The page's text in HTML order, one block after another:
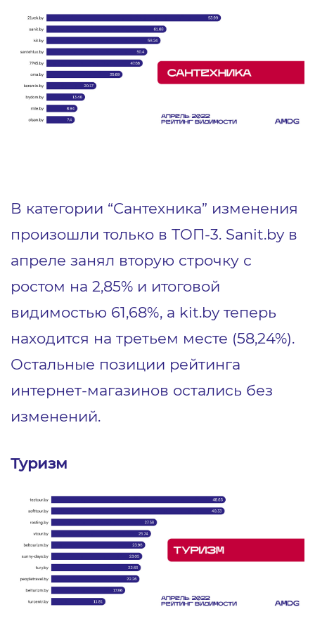
В категории “Сантехника” изменения
произошли только в ТОП-3. Sanit.by в
апреле занял вторую строчку с
ростом на 2,85% и итоговой
видимостью 61,68%, а kit.by теперь
находится на третьем месте (58,24%).
Остальные позиции рейтинга
интернет-магазинов остались без
изменений.
Туризм